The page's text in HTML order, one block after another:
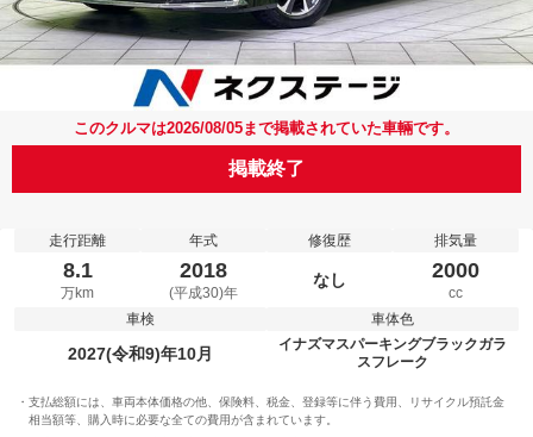
このクルマは2026/08/05まで掲載されていた車輛です。
掲載終了
走行距離
8.1
万km
年式
2018
(平成30)年
修復歴
なし
排気量
2000
cc
車検
2027(令和9)年10月
車体色
イナズマスパーキングブラックガラ
スフレーク
支払総額には、車両本体価格の他、保険料、税金、登録等に伴う費用、リサイクル預託金
相当額等、購入時に必要な全ての費用が含まれています。